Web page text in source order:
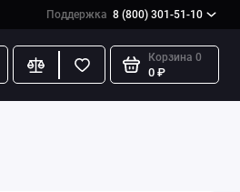
Поддержка 8 (800) 301-51-10
Корзина 0
0 ₽